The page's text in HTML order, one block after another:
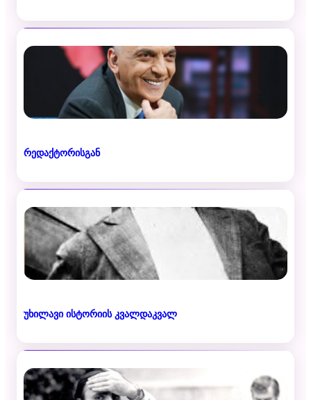
რედაქტორისგან
უხილავი ისტორიის კვალდაკვალ